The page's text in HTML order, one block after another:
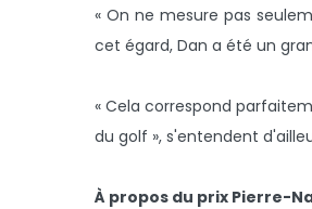
« On ne mesure pas
cet égard, Dan a été un
« Cela correspond
du golf », s'entendent
À propos du prix Pierre-